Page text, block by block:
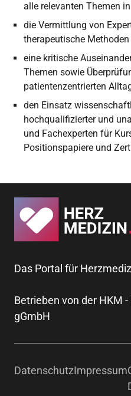
alle relevanten Themen
die Vermittlung von
therapeutische
eine kritische
Themen sowie
patientenzentrierten
den Einsatz
hochqualifizierter und
und Fachexperten für
Positionspapiere und
Das Portal für
Betrieben von der HKM
gGmbH
DatenschutzImpressum